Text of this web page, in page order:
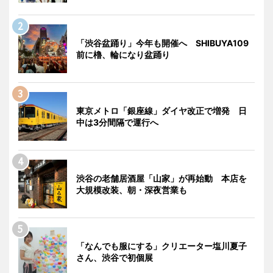
「渋谷盆踊り」今年も開催へ SHIBUYA109
前に櫓、輪になり盆踊り
東京メトロ「銀座線」ダイヤ改正で増発 日
中は3分間隔で運行へ
渋谷の老舗居酒屋「山家」が再始動 本店を
大規模改装、朝・深夜営業も
「なんでも服にする」クリエーター塩川夏子
さん、渋谷で初個展